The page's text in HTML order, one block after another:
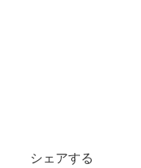
シェアする